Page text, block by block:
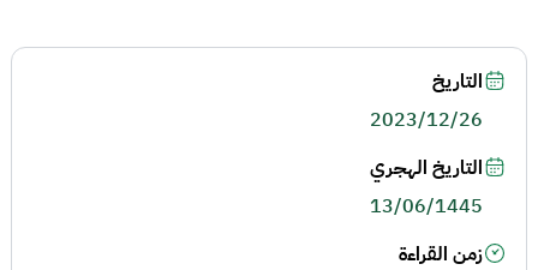
التاريخ
2023/12/26
التاريخ الهجري
13/06/1445
زمن القراءة